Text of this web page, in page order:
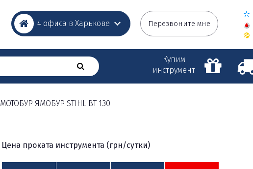
4 офиса в Харькове Перезвоните мне
Купим
инструмент
МОТОБУР ЯМОБУР STIHL BT 130
Цена проката инструмента (грн/сутки)